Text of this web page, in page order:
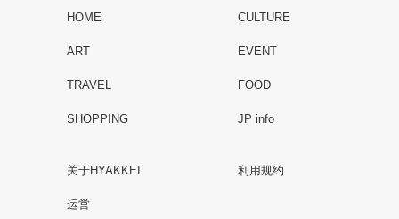
HOME CULTURE
ART EVENT
TRAVEL FOOD
SHOPPING JP info
关于HYAKKEI 利用规约
运営